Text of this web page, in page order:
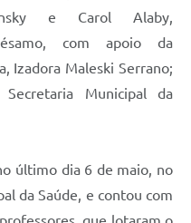
e Carol Alaby,
com apoio da
Izadora Maleski Serrano;
Municipal da
último dia 6 de maio, no
da Saúde, e contou com